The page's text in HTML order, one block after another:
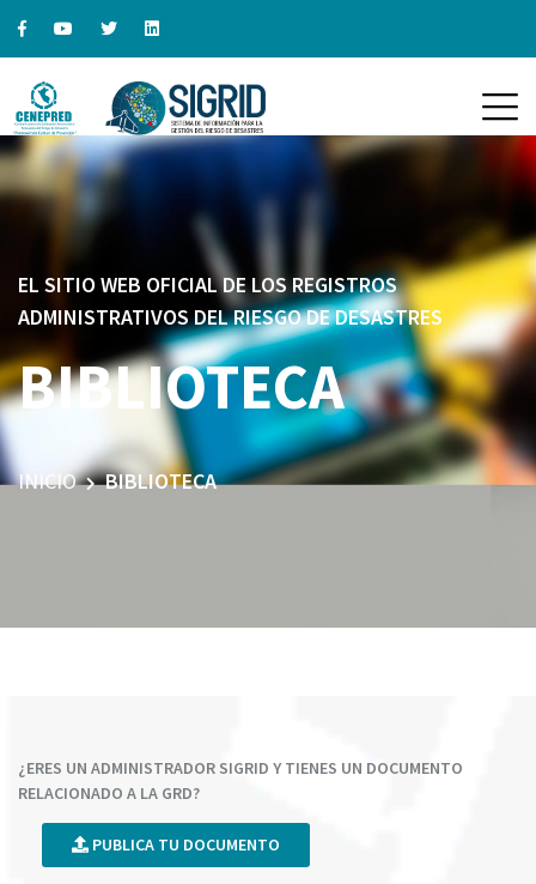
EL SITIO WEB OFICIAL DE LOS REGISTROS
ADMINISTRATIVOS DEL RIESGO DE DESASTRES
BIBLIOTECA
INICIO BIBLIOTECA
¿ERES UN ADMINISTRADOR SIGRID Y TIENES UN DOCUMENTO
RELACIONADO A LA GRD?
PUBLICA TU DOCUMENTO